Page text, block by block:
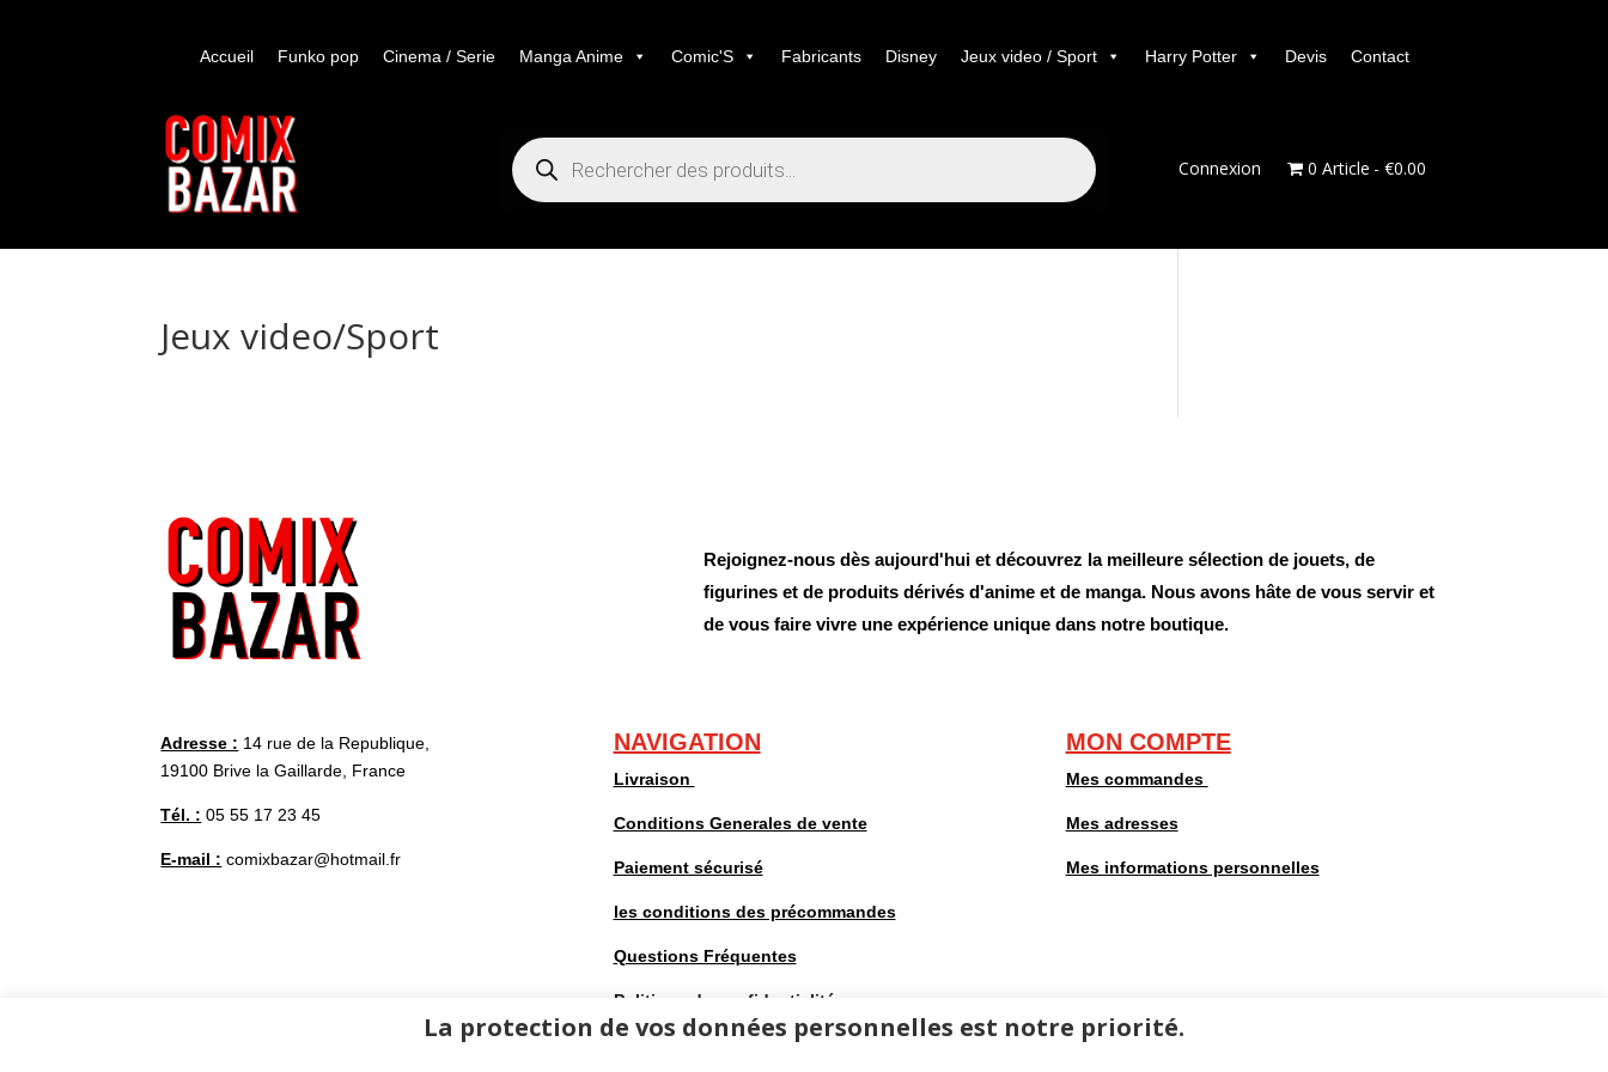
Accueil Funko pop Cinema / Serie Manga Anime Comic'S Fabricants Disney Jeux video / Sport Harry Potter Devis Contact
Recherche
de
produits Connexion 0 Article €0.00
Jeux video/Sport
Rejoignez-nous dès aujourd'hui et découvrez la meilleure sélection de jouets, de
figurines et de produits dérivés d'anime et de manga. Nous avons hâte de vous servir et
de vous faire vivre une expérience unique dans notre boutique.
Adresse : 14 rue de la Republique,
19100 Brive la Gaillarde, France
Tél. : 05 55 17 23 45
E-mail : comixbazar@hotmail.fr
NAVIGATION
Livraison
Conditions Generales de vente
Paiement sécurisé
les conditions des précommandes
Questions Fréquentes
Politique de confidentialité
MON COMPTE
Mes commandes
Mes adresses
Mes informations personnelles
La protection de vos données personnelles est notre priorité.